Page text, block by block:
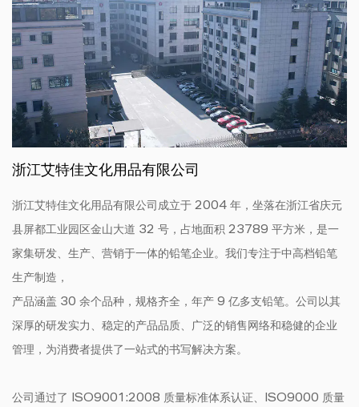
浙江艾特佳文化用品有限公司
浙江艾特佳文化用品有限公司成立于 2004 年，坐落在浙江省庆元
县屏都工业园区金山大道 32 号，占地面积 23789 平方米，是一
家集研发、生产、营销于一体的铅笔企业。我们专注于中高档铅笔
生产制造，
产品涵盖 30 余个品种，规格齐全，年产 9 亿多支铅笔。公司以其
深厚的研发实力、稳定的产品品质、广泛的销售网络和稳健的企业
管理，为消费者提供了一站式的书写解决方案。
公司通过了 ISO9001:2008 质量标准体系认证、ISO9000 质量